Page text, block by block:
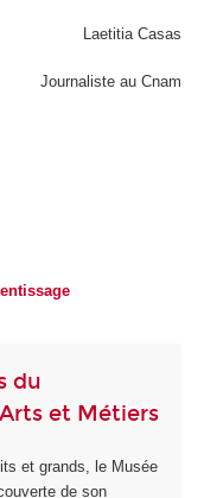
Laetitia Casas
Journaliste au Cnam
du
et Métiers
et grands, le Musée
de son